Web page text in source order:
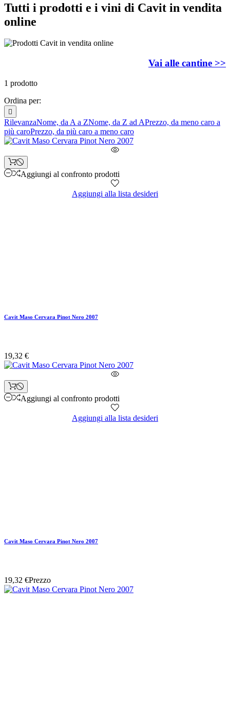
Tutti i prodotti e i vini di Cavit in vendita
online
Vai alle cantine >>
1 prodotto
Ordina per:

RilevanzaNome, da A a ZNome, da Z ad APrezzo, da meno caro a
più caroPrezzo, da più caro a meno caro
Aggiungi al confronto prodotti
Aggiungi alla lista desideri
Cavit Maso Cervara Pinot Nero 2007
19,32 €
Aggiungi al confronto prodotti
Aggiungi alla lista desideri
Cavit Maso Cervara Pinot Nero 2007
19,32 €Prezzo